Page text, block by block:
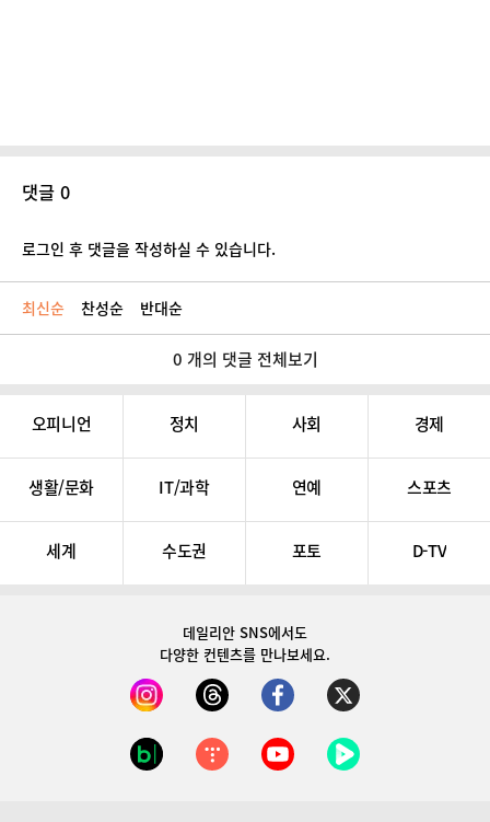
댓글 0
로그인 후 댓글을 작성하실 수 있습니다.
최신순 찬성순 반대순
0 개의 댓글 전체보기
오피니언 정치 사회 경제
생활/문화 IT/과학 연예 스포츠
세계 수도권 포토 D-TV
데일리안 SNS에서도
다양한 컨텐츠를 만나보세요.